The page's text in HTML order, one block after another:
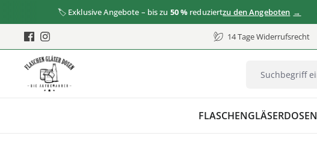
🏷️ Exklusive Angebote – bis zu 50 % reduziertzu den Angeboten
14 Tage Widerrufsrecht
FLASCHENGLÄSERDOSEN